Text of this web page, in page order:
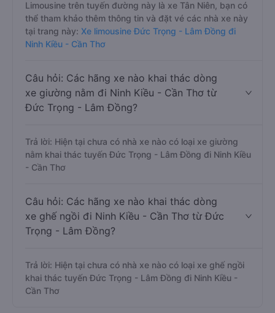
Limousine trên tuyến đường này là xe Tân Niên, bạn có
thể tham khảo thêm thông tin và đặt vé các nhà xe này
tại trang này: Xe limousine Đức Trọng - Lâm Đồng đi
Ninh Kiều - Cần Thơ
Câu hỏi: Các hãng xe nào khai thác dòng
xe giường nằm đi Ninh Kiều - Cần Thơ từ
Đức Trọng - Lâm Đồng?
Trả lời: Hiện tại chưa có nhà xe nào có loại xe giường
nằm khai thác tuyến Đức Trọng - Lâm Đồng đi Ninh Kiều
- Cần Thơ
Câu hỏi: Các hãng xe nào khai thác dòng
xe ghế ngồi đi Ninh Kiều - Cần Thơ từ Đức
Trọng - Lâm Đồng?
Trả lời: Hiện tại chưa có nhà xe nào có loại xe ghế ngồi
khai thác tuyến Đức Trọng - Lâm Đồng đi Ninh Kiều -
Cần Thơ